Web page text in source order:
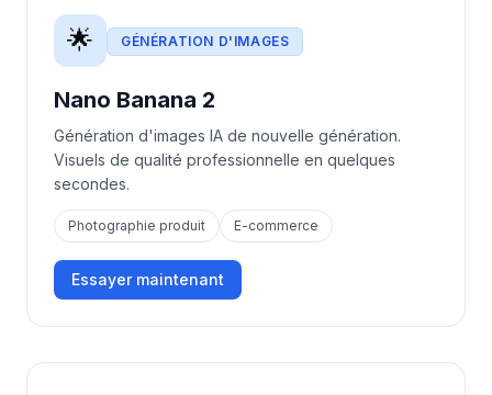
🌟 GÉNÉRATION D'IMAGES
Nano Banana 2
Génération d'images IA de nouvelle génération.
Visuels de qualité professionnelle en quelques
secondes.
Photographie produit E-commerce
Essayer maintenant